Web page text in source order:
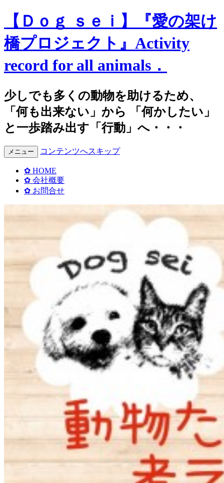
【Ｄｏｇ ｓｅｉ】『愛の架け
橋プロジェクト』Activity
record for all animals．
少しでも多くの動物を助けるため、
「何も出来ない」から 「何かしたい」
と一歩踏み出す「行動」へ・・・
メニュー コンテンツへスキップ
✿ HOME
✿ 会社概要
✿ お問合せ